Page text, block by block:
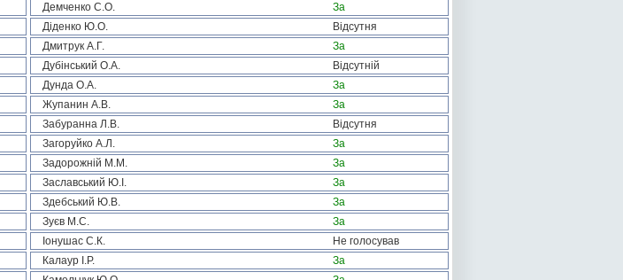
Демченко С.О.
За
Діденко Ю.О.
Відсутня
Дмитрук А.Г.
За
Дубінський О.А.
Відсутній
Дунда О.А.
За
Жупанин А.В.
За
Забуранна Л.В.
Відсутня
Загоруйко А.Л.
За
Задорожній М.М.
За
Заславський Ю.І.
За
Здебський Ю.В.
За
Зуєв М.С.
За
Іонушас С.К.
Не голосував
Калаур І.Р.
За